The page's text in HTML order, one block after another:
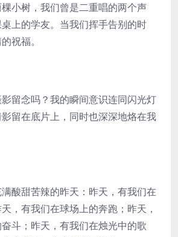
小树，我们曾是二重唱的两个声
上的学友。当我们挥手告别的时
祝福。
留念吗？我的瞬间意识连同闪光灯
留在底片上，同时也深深地烙在我
酸甜苦辣的昨天：昨天，有我们在
，有我们在球场上的奔跑；昨天，
斗；昨天，有我们在烛光中的歌